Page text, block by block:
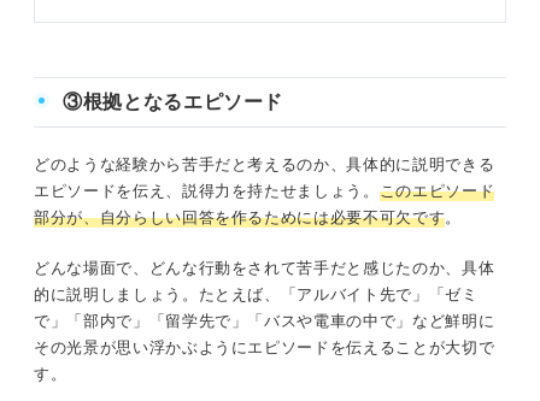
③根拠となるエピソード
どのような経験から苦手だと考えるのか、具体的に説明できる
エピソードを伝え、説得力を持たせましょう。 このエピソード
部分が、自分らしい回答を作るためには必要不可欠です。
どんな場面で、どんな行動をされて苦手だと感じたのか、具体
的に説明しましょう。たとえば、「アルバイト先で」「ゼミ
で」「部内で」「留学先で」「バスや電車の中で」など鮮明に
その光景が思い浮かぶようにエピソードを伝えることが大切で
す。